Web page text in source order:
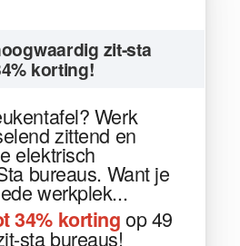
zit-sta
korting!
Werk
zittend en
elektrisch
bureaus. Want je
werkplek...
34% kortingop 49
sta bureaus!